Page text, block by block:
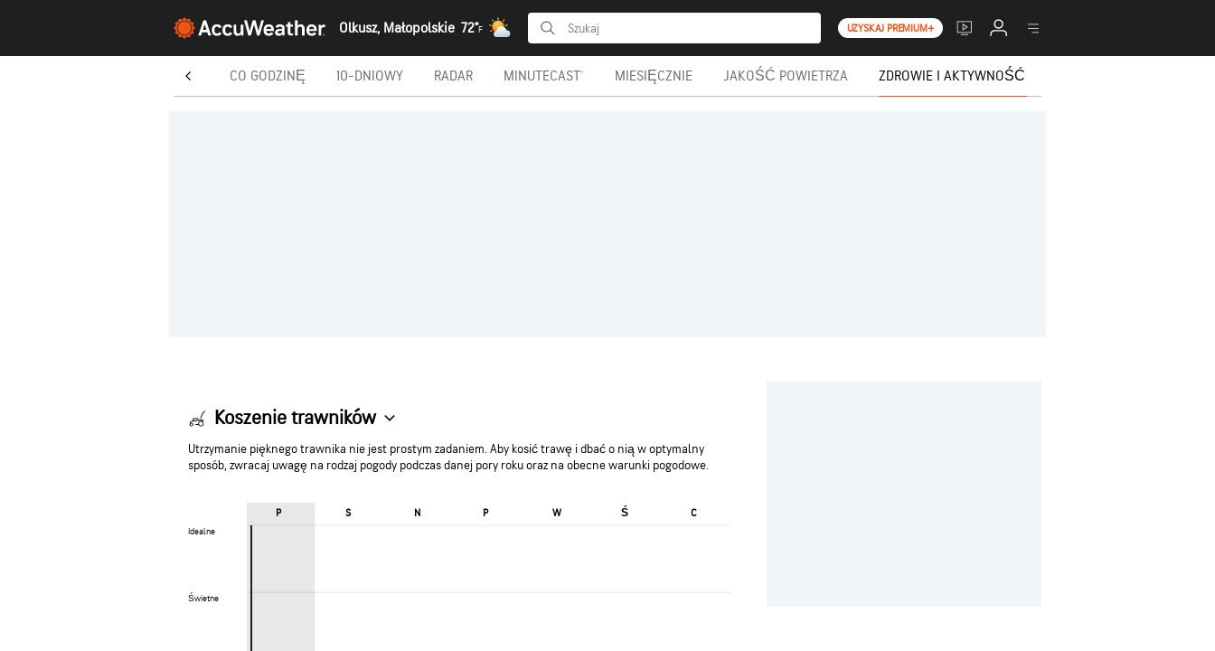
Olkusz, Małopolskie 72°F UZYSKAJ PREMIUM+
DZISIAJ CO GODZINĘ 10-DNIOWY RADAR MINUTECAST® MIESIĘCZNIE JAKOŚĆ POWIETRZA ZDROWIE I AKTYWNOŚĆ
Koszenie trawników
Utrzymanie pięknego trawnika nie jest prostym zadaniem. Aby kosić trawę i dbać o nią w optymalny
sposób, zwracaj uwagę na rodzaj pogody podczas danej pory roku oraz na obecne warunki pogodowe.
Idealne
Świetne
P S N P W Ś C
Idealne
Świetne